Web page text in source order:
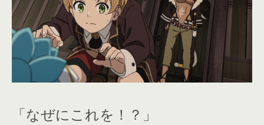
「なぜにこれを！？」